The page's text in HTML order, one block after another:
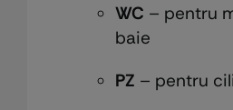
WC – pentru
baie
PZ – pentru